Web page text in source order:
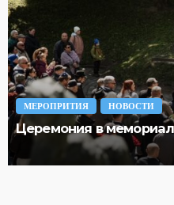
МЕРОПРИТИЯ НОВОСТИ
Церемония в